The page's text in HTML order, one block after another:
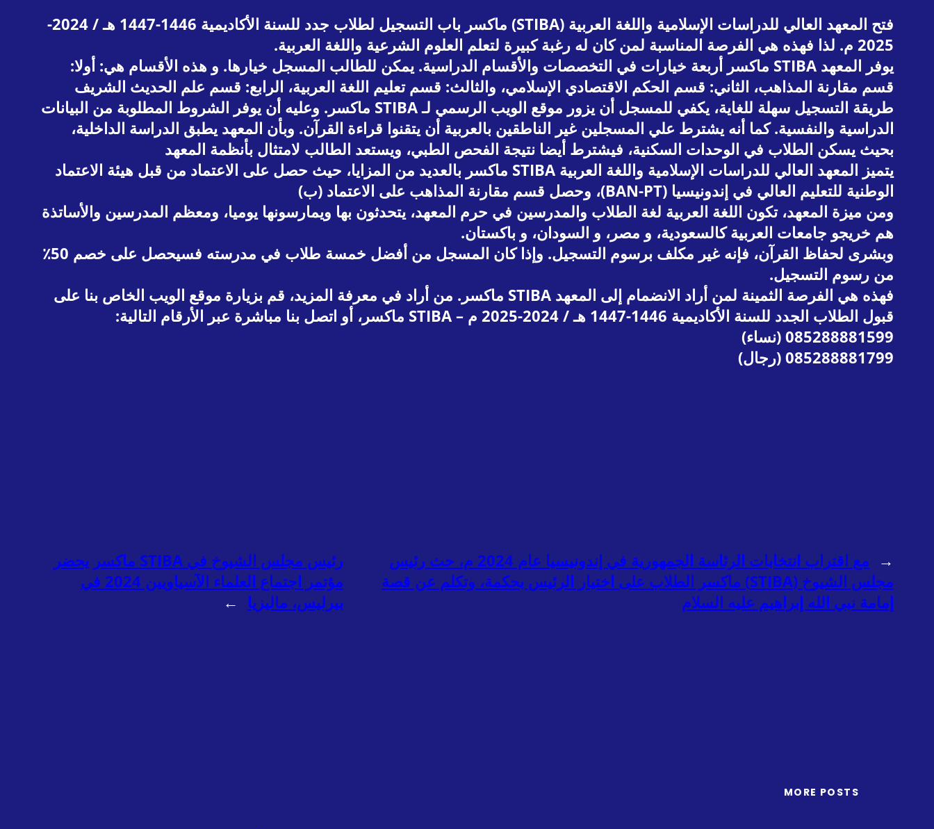
فتح المعهد العالي للدراسات الإسلامية واللغة العربية (STIBA) ماكسر باب التسجيل لطلاب جدد للسنة الأكاديمية 1446-1447 هـ / 2024-
2025 م. لذا فهذه هي الفرصة المناسبة لمن كان له رغبة كبيرة لتعلم العلوم الشرعية واللغة العربية.
يوفر المعهد STIBA ماكسر أربعة خيارات في التخصصات والأقسام الدراسية. يمكن للطالب المسجل خيارها. و هذه الأقسام هي: أولا:
قسم مقارنة المذاهب، الثاني: قسم الحكم الاقتصادي الإسلامي، والثالث: قسم تعليم اللغة العربية، الرابع: قسم علم الحديث الشريف
طريقة التسجيل سهلة للغاية، يكفي للمسجل أن يزور موقع الويب الرسمي لـ STIBA ماكسر. وعليه أن يوفر الشروط المطلوبة من البيانات
الدراسية والنفسية. كما أنه يشترط علي المسجلين غير الناطقين بالعربية أن يتقنوا قراءة القرآن. وبأن المعهد يطبق الدراسة الداخلية،
بحيث يسكن الطلاب في الوحدات السكنية، فيشترط أيضا نتيجة الفحص الطبي، ويستعد الطالب لامتثال بأنظمة المعهد
يتميز المعهد العالي للدراسات الإسلامية واللغة العربية STIBA ماكسر بالعديد من المزايا، حيث حصل على الاعتماد من قبل هيئة الاعتماد
الوطنية للتعليم العالي في إندونيسيا (BAN-PT)، وحصل قسم مقارنة المذاهب على الاعتماد (ب)
ومن ميزة المعهد، تكون اللغة العربية لغة الطلاب والمدرسين في حرم المعهد، يتحدثون بها ويمارسونها يوميا، ومعظم المدرسين والأساتذة
هم خريجو جامعات العربية كالسعودية، و مصر، و السودان، و باكستان.
وبشرى لحفاظ القرآن، فإنه غير مكلف برسوم التسجيل. وإذا كان المسجل من أفضل خمسة طلاب في مدرسته فسيحصل على خصم 50٪
من رسوم التسجيل.
فهذه هي الفرصة الثمينة لمن أراد الانضمام إلى المعهد STIBA ماكسر. من أراد في معرفة المزيد، قم بزيارة موقع الويب الخاص بنا على
قبول الطلاب الجدد للسنة الأكاديمية 1446-1447 هـ / 2024-2025 م – STIBA ماكسر، أو اتصل بنا مباشرة عبر الأرقام التالية:
085288881599 (نساء)
085288881799 (رجال)
←
مع اقتراب انتخابات الرئاسة الجمهورية في إندونيسيا عام 2024 م، حث رئيس
مجلس الشيوخ (STIBA) ماكسر الطلاب على اختيار الرئيس بحكمة، وتكلم عن قصة
إمامة نبي الله إبراهيم عليه السلام
رئيس مجلس الشيوخ في STIBA ماكسر يحضر
مؤتمر اجتماع العلماء الآسياويين 2024 في
بيرليس، ماليزيا
→
MORE POSTS